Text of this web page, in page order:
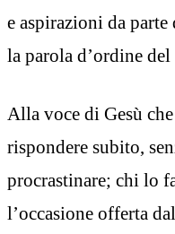
e aspirazioni da
la parola d’ordine del
Alla voce di Gesù
rispondere subito,
procrastinare; chi lo
l’occasione offerta